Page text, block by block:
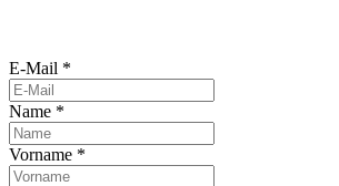
E-Mail *
Name *
Vorname *